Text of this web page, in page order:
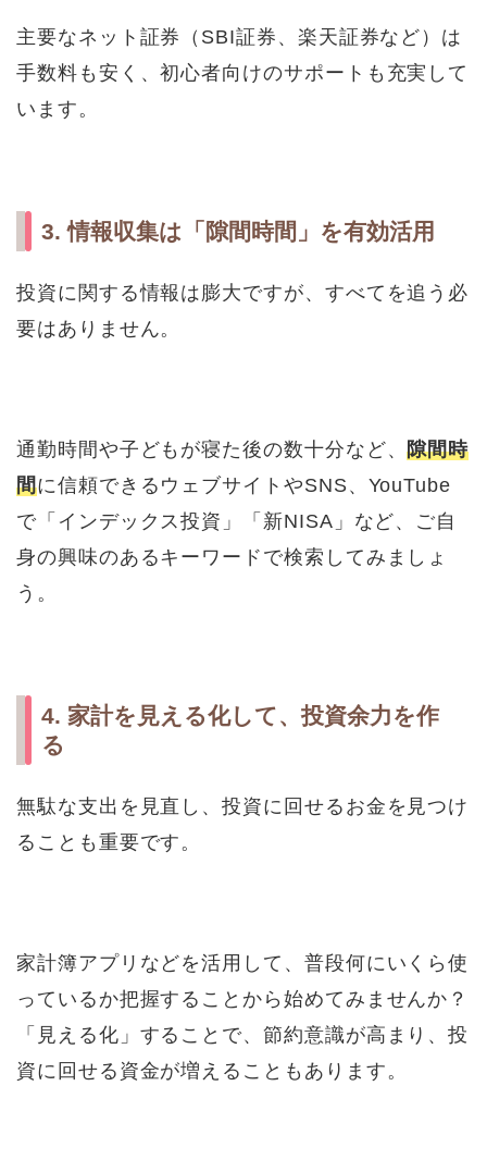
主要なネット証券（SBI証券、楽天証券など）は
手数料も安く、初心者向けのサポートも充実して
います。
3. 情報収集は「隙間時間」を有効活用
投資に関する情報は膨大ですが、すべてを追う必
要はありません。
通勤時間や子どもが寝た後の数十分など、隙間時
間に信頼できるウェブサイトやSNS、YouTube
で「インデックス投資」「新NISA」など、ご自
身の興味のあるキーワードで検索してみましょ
う。
4. 家計を見える化して、投資余力を作
る
無駄な支出を見直し、投資に回せるお金を見つけ
ることも重要です。
家計簿アプリなどを活用して、普段何にいくら使
っているか把握することから始めてみませんか？
「見える化」することで、節約意識が高まり、投
資に回せる資金が増えることもあります。